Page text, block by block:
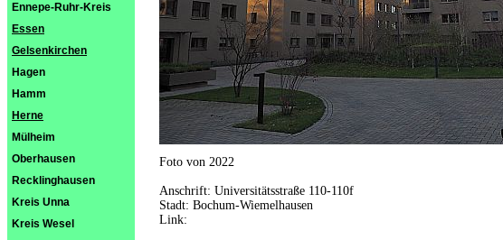
Ennepe-Ruhr-Kreis
Essen
Gelsenkirchen
Hagen
Hamm
Herne
Mülheim
Oberhausen
Recklinghausen
Kreis Unna
Kreis Wesel
Foto von 2022
Anschrift: Universitätsstraße 110-110f
Stadt: Bochum-Wiemelhausen
Link: